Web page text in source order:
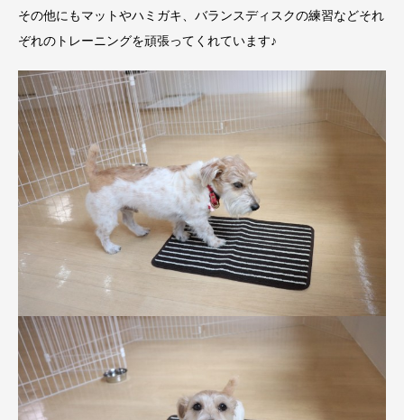
その他にもマットやハミガキ、バランスディスクの練習などそれ
ぞれのトレーニングを頑張ってくれています♪